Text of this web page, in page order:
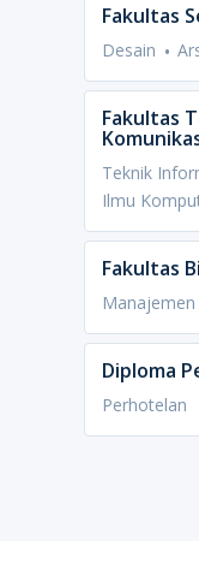
Fakultas
Desain
Fakultas
Teknik
Ilmu
Fakultas
Manajemen
Diploma
Perhotelan